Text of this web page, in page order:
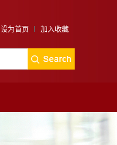
设为首页 加入收藏